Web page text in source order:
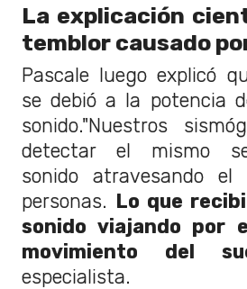
La explicación
temblor causado
Pascale luego explicó
se debió a la potencia
sonido."Nuestros
detectar el mismo
sonido atravesando
personas. Lo que
sonido viajando por
movimiento del
especialista.